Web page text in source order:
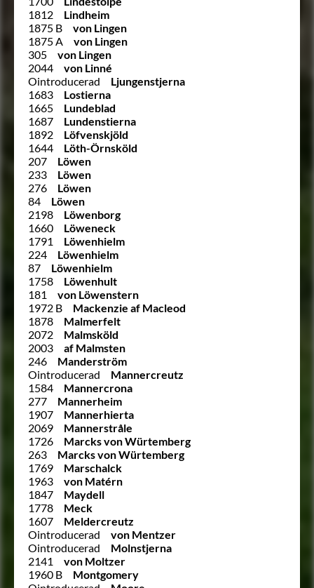
1812
Lindheim
1875 B
von Lingen
1875 A
von Lingen
305
von Lingen
2044
von Linné
Ointroducerad
Ljungenstjerna
1683
Lostierna
1665
Lundeblad
1687
Lundenstierna
1892
Löfvenskjöld
1644
Löth-Örnsköld
207
Löwen
233
Löwen
276
Löwen
84
Löwen
2198
Löwenborg
1660
Löweneck
1791
Löwenhielm
224
Löwenhielm
87
Löwenhielm
1758
Löwenhult
181
von Löwenstern
1972 B
Mackenzie af Macleod
1878
Malmerfelt
2072
Malmsköld
2003
af Malmsten
246
Manderström
Ointroducerad
Mannercreutz
1584
Mannercrona
277
Mannerheim
1907
Mannerhierta
2069
Mannerstråle
1726
Marcks von Würtemberg
263
Marcks von Würtemberg
1769
Marschalck
1963
von Matérn
1847
Maydell
1778
Meck
1607
Meldercreutz
Ointroducerad
von Mentzer
Ointroducerad
Molnstjerna
2141
von Moltzer
1960 B
Montgomery